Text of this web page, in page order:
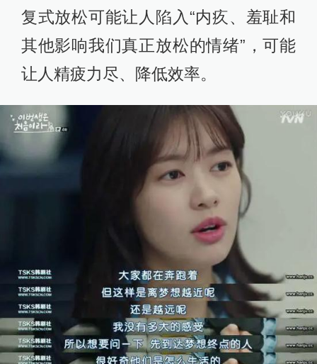
复式放松可能让人陷入“内疚、羞耻和
其他影响我们真正放松的情绪”，可能
让人精疲力尽、降低效率。